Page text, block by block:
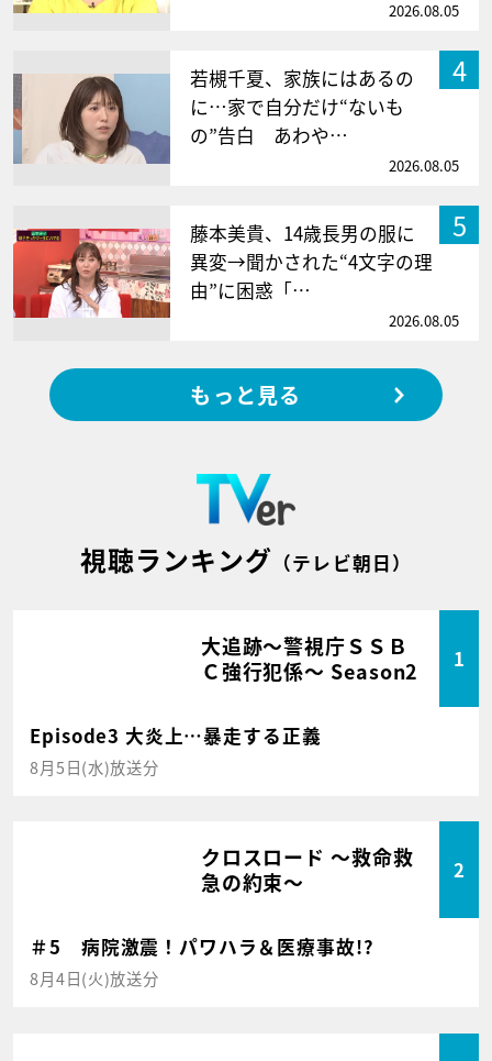
2026.08.05
4
若槻千夏、家族にはあるの
に…家で自分だけ“ないも
の”告白 あわや…
2026.08.05
5
藤本美貴、14歳長男の服に
異変→聞かされた“4文字の理
由”に困惑「…
2026.08.05
もっと見る
視聴ランキング （テレビ朝日）
大追跡～警視庁ＳＳＢ
Ｃ強行犯係～ Season2
1
Episode3 大炎上…暴走する正義
8月5日(水)放送分
クロスロード ～救命救
急の約束～
2
＃5 病院激震！パワハラ＆医療事故!?
8月4日(火)放送分